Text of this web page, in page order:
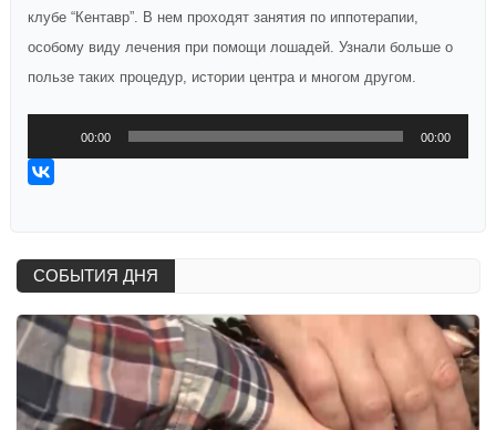
клубе “Кентавр”. В нем проходят занятия по иппотерапии,
особому виду лечения при помощи лошадей. Узнали больше о
пользе таких процедур, истории центра и многом другом.
00:00 00:00
СОБЫТИЯ ДНЯ